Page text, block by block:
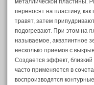
металлической пластины.
переносят на пластину,
травят, затем
подогревают. При этом на
называемое, акватинтное
несколько приемов с
Создается эффект, близкий
часто применяется в
воспроизводятся